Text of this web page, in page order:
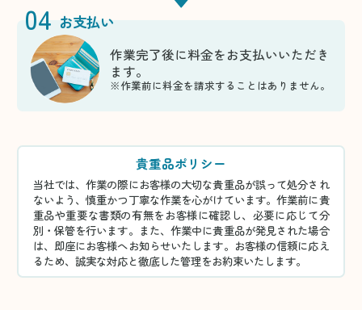
04 お支払い
作業完了後に料金をお支払いいただき
ます。
※作業前に料金を請求することはありません。
貴重品ポリシー
当社では、作業の際にお客様の大切な貴重品が誤って処分され
ないよう、慎重かつ丁寧な作業を心がけています。作業前に貴
重品や重要な書類の有無をお客様に確認し、必要に応じて分
別・保管を行います。また、作業中に貴重品が発見された場合
は、即座にお客様へお知らせいたします。お客様の信頼に応え
るため、誠実な対応と徹底した管理をお約束いたします。